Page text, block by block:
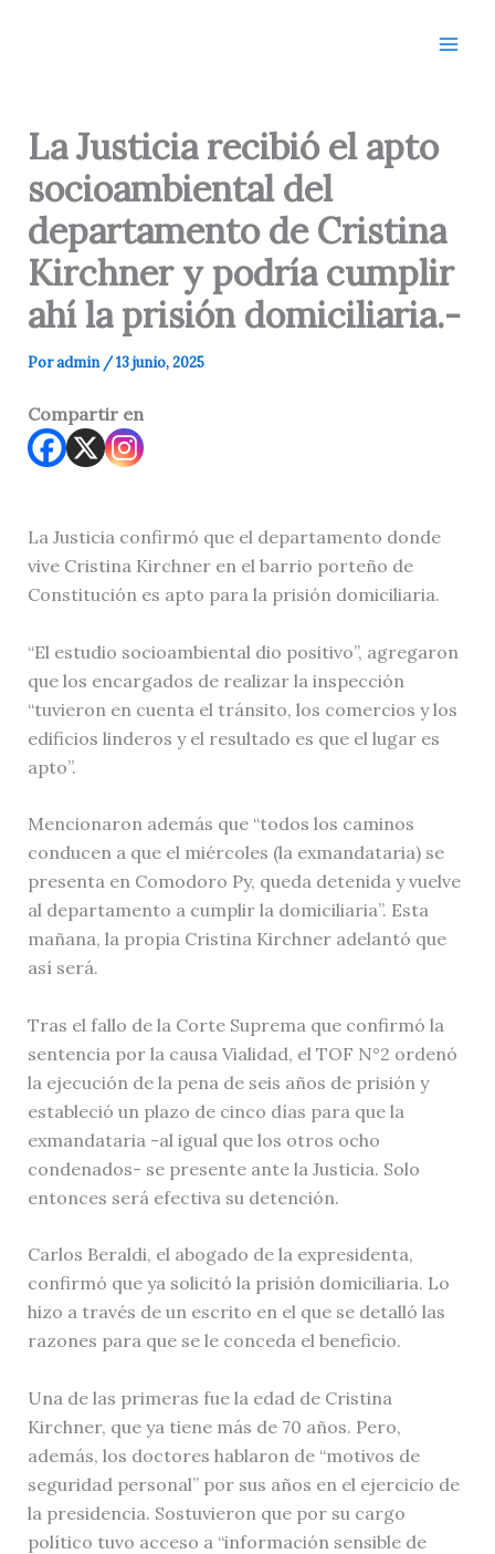
La Justicia recibió el apto
socioambiental del
departamento de Cristina
Kirchner y podría cumplir
ahí la prisión domiciliaria.-
Poradmin /13 junio, 2025
Compartir en
La Justicia confirmó que el departamento donde
vive Cristina Kirchner en el barrio porteño de
Constitución es apto para la prisión domiciliaria.
“El estudio socioambiental dio positivo”, agregaron
que los encargados de realizar la inspección
“tuvieron en cuenta el tránsito, los comercios y los
edificios linderos y el resultado es que el lugar es
apto”.
Mencionaron además que “todos los caminos
conducen a que el miércoles (la exmandataria) se
presenta en Comodoro Py, queda detenida y vuelve
al departamento a cumplir la domiciliaria”. Esta
mañana, la propia Cristina Kirchner adelantó que
así será.
Tras el fallo de la Corte Suprema que confirmó la
sentencia por la causa Vialidad, el TOF N°2 ordenó
la ejecución de la pena de seis años de prisión y
estableció un plazo de cinco días para que la
exmandataria -al igual que los otros ocho
condenados- se presente ante la Justicia. Solo
entonces será efectiva su detención.
Carlos Beraldi, el abogado de la expresidenta,
confirmó que ya solicitó la prisión domiciliaria. Lo
hizo a través de un escrito en el que se detalló las
razones para que se le conceda el beneficio.
Una de las primeras fue la edad de Cristina
Kirchner, que ya tiene más de 70 años. Pero,
además, los doctores hablaron de “motivos de
seguridad personal” por sus años en el ejercicio de
la presidencia. Sostuvieron que por su cargo
político tuvo acceso a “información sensible de